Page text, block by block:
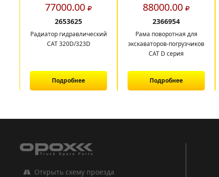
77000.00
2653625
Радиатор гидравлический
CAT 320D/323D
Подробнее
88000.00
2366954
Рама поворотная для
экскаваторов-погрузчиков
CAT D серия
Подробнее
Открыть схему проезда